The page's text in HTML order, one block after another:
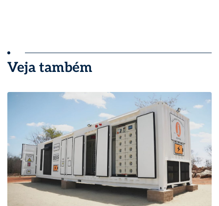
Veja também